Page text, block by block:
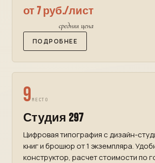
от 7 руб./лист
средняя цена
ПОДРОБНЕЕ
9 МЕСТО
Студия 297
Цифровая типография с дизайн-
книг и брошюр от 1 экземпляра.
конструктор, расчет стоимости по